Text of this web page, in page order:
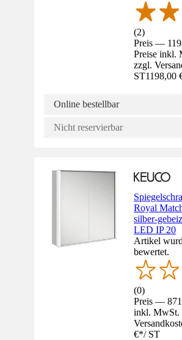
(2)
Preis —
Preise inkl.
zzgl.
ST1198,00
Online bestellbar
Nicht reservierbar
Royal
silber-
LED IP 20
Artikel
bewertet.
(0)
Preis —
inkl. MwSt.
€*/ ST